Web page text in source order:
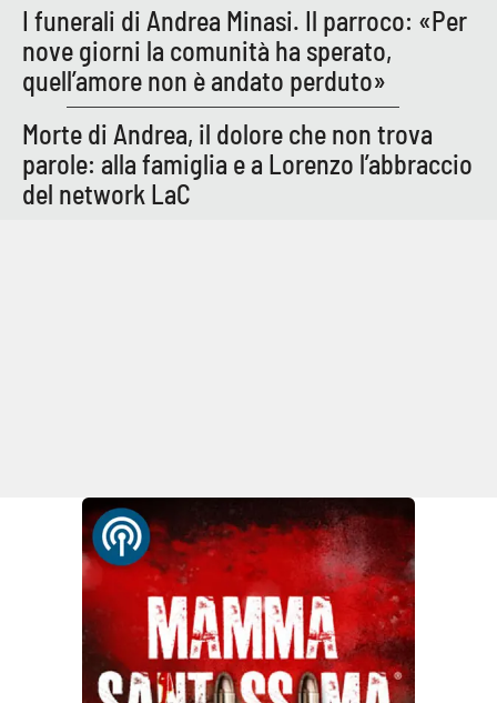
I funerali di Andrea Minasi. Il parroco: «Per
nove giorni la comunità ha sperato,
quell’amore non è andato perduto»
Morte di Andrea, il dolore che non trova
parole: alla famiglia e a Lorenzo l’abbraccio
del network LaC